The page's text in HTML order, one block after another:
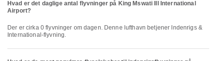
Hvad er det daglige antal flyvninger på King Mswati III International
Airport?
Der er cirka 0 flyvninger om dagen. Denne lufthavn betjener Indenrigs &
International-flyvning.